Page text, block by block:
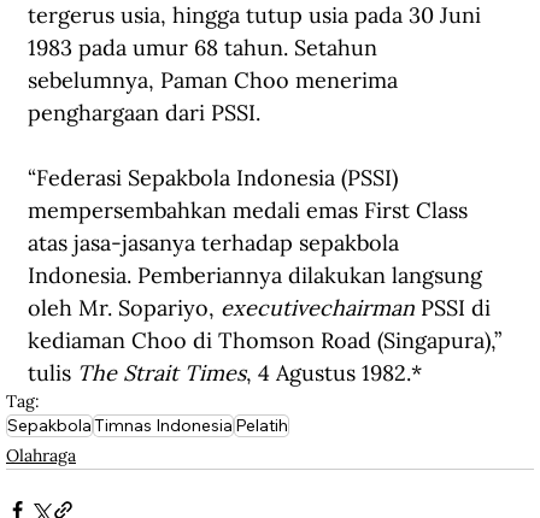
tergerus usia, hingga tutup usia pada 30 Juni
1983 pada umur 68 tahun. Setahun
sebelumnya, Paman Choo menerima
penghargaan dari PSSI.
“Federasi Sepakbola Indonesia (PSSI)
mempersembahkan medali emas First Class
atas jasa-jasanya terhadap sepakbola
Indonesia. Pemberiannya dilakukan langsung
oleh Mr. Sopariyo, executivechairman PSSI di
kediaman Choo di Thomson Road (Singapura),”
tulis The Strait Times, 4 Agustus 1982.*
Tag:
SepakbolaTimnas IndonesiaPelatih
Olahraga